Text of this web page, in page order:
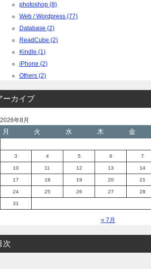
photoshop (8)
Web / Wordpress (77)
Database (2)
ReadCube (2)
Kindle (1)
iPhone (2)
Others (2)
ーカイブ
2026年8月
月 火 水 木 金
3 4 5 6 7
10 11 12 13 14
17 18 19 20 21
24 25 26 27 28
31
« 7月
次